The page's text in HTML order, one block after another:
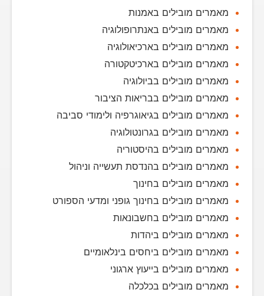
מאמרים מובילים באמנות
מאמרים מובילים באנתרופולוגיה
מאמרים מובילים בארכיאולוגיה
מאמרים מובילים בארכיטקטורה
מאמרים מובילים בביולוגיה
מאמרים מובילים בבריאות הציבור
מאמרים מובילים בגיאוגרפיה ולימודי סביבה
מאמרים מובילים בגרונטולוגיה
מאמרים מובילים בהיסטוריה
מאמרים מובילים בהנדסת תעשייה וניהול
מאמרים מובילים בחינוך
מאמרים מובילים בחינוך גופני ומדעי הספורט
מאמרים מובילים בחשבונאות
מאמרים מובילים ביהדות
מאמרים מובילים ביחסים בינלאומיים
מאמרים מובילים בייעוץ ארגוני
מאמרים מובילים בכלכלה